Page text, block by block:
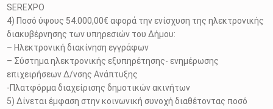
SEREXPO
4) Ποσό ύψους 54.000,00€ αφορά την ενίσχυση της ηλεκτρονικής
διακυβέρνησης των υπηρεσιών του Δήμου:
– Ηλεκτρονική διακίνηση εγγράφων
– Σύστημα ηλεκτρονικής εξυπηρέτησης- ενημέρωσης
επιχειρήσεων Δ/νσης Ανάπτυξης
-Πλατφόρμα διαχείρισης δημοτικών ακινήτων
5) Δίνεται έμφαση στην κοινωνική συνοχή διαθέτοντας ποσό